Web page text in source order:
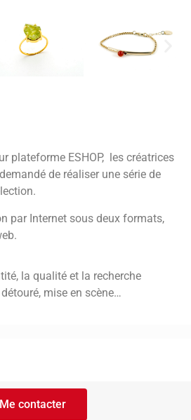
plateforme ESHOP, les créatrices
de réaliser une série de
par Internet sous deux formats,
la qualité et la recherche
mise en scène…
Me contacter